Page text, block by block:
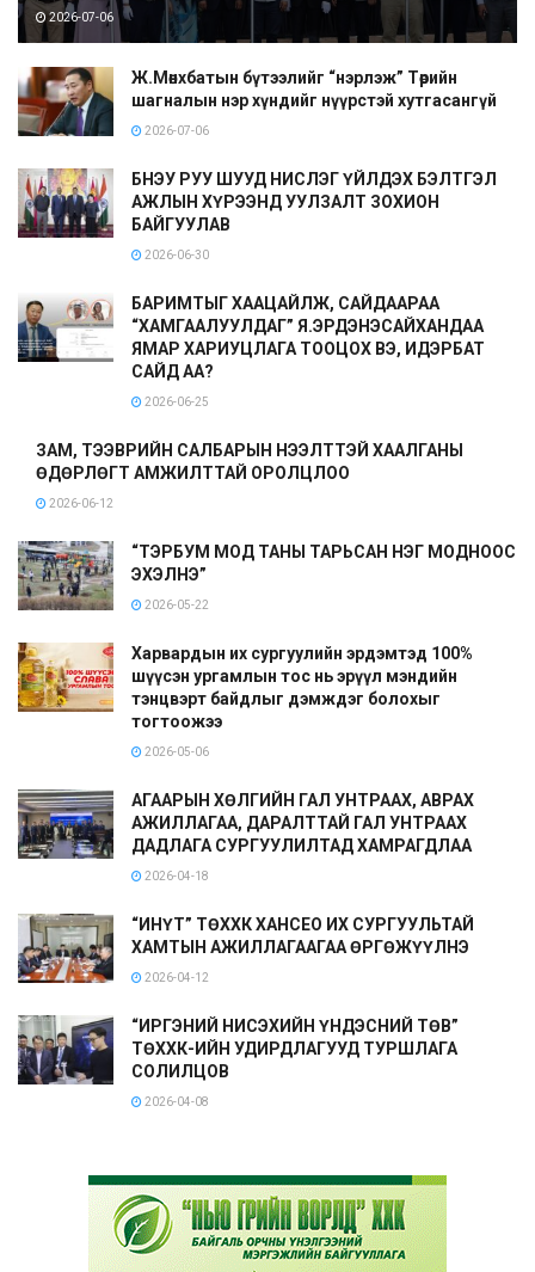
2026-07-06
Ж.Мөнхбатын бүтээлийг “нэрлэж” Төрийн
шагналын нэр хүндийг нүүрстэй хутгасангүй
2026-07-06
БНЭУ РУУ ШУУД НИСЛЭГ ҮЙЛДЭХ БЭЛТГЭЛ
АЖЛЫН ХҮРЭЭНД УУЛЗАЛТ ЗОХИОН
БАЙГУУЛАВ
2026-06-30
БАРИМТЫГ ХААЦАЙЛЖ, САЙДААРАА
“ХАМГААЛУУЛДАГ” Я.ЭРДЭНЭСАЙХАНДАА
ЯМАР ХАРИУЦЛАГА ТООЦОХ ВЭ, ИДЭРБАТ
САЙД АА?
2026-06-25
ЗАМ, ТЭЭВРИЙН САЛБАРЫН НЭЭЛТТЭЙ ХААЛГАНЫ
ӨДӨРЛӨГТ АМЖИЛТТАЙ ОРОЛЦЛОО
2026-06-12
“ТЭРБУМ МОД ТАНЫ ТАРЬСАН НЭГ МОДНООС
ЭХЭЛНЭ”
2026-05-22
Харвардын их сургуулийн эрдэмтэд 100%
шүүсэн ургамлын тос нь эрүүл мэндийн
тэнцвэрт байдлыг дэмждэг болохыг
тогтоожээ
2026-05-06
АГААРЫН ХӨЛГИЙН ГАЛ УНТРААХ, АВРАХ
АЖИЛЛАГАА, ДАРАЛТТАЙ ГАЛ УНТРААХ
ДАДЛАГА СУРГУУЛИЛТАД ХАМРАГДЛАА
2026-04-18
“ИНҮТ” ТӨХХК ХАНСЕО ИХ СУРГУУЛЬТАЙ
ХАМТЫН АЖИЛЛАГААГАА ӨРГӨЖҮҮЛНЭ
2026-04-12
“ИРГЭНИЙ НИСЭХИЙН ҮНДЭСНИЙ ТӨВ”
ТӨХХК-ИЙН УДИРДЛАГУУД ТУРШЛАГА
СОЛИЛЦОВ
2026-04-08